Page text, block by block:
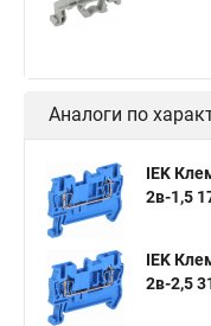
Аналоги по
IEK
2в-1,5
IEK
2в-2,5